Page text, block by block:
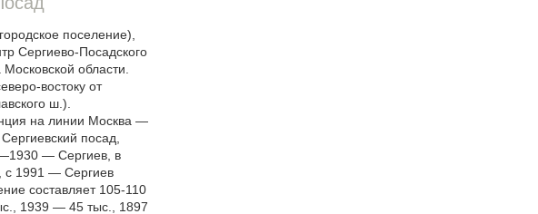
поселение),
Сергиево-Посадского
области.
востоку от
ш.).
на линии Москва —
посад,
— Сергиев, в
с 1991 — Сергиев
составляет 105-110
1939 — 45 тыс., 1897